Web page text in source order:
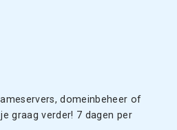
domeinbeheer of
graag verder! 7 dagen per